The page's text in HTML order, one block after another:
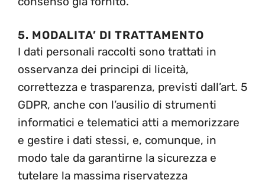
5. MODALITA’ DI TRATTAMENTO
I dati personali raccolti sono trattati in
osservanza dei principi di liceità,
correttezza e trasparenza, previsti dall’art. 5
GDPR, anche con l’ausilio di strumenti
informatici e telematici atti a memorizzare
e gestire i dati stessi, e, comunque, in
modo tale da garantirne la sicurezza e
tutelare la massima riservatezza